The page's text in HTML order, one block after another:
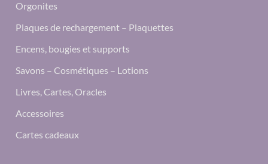
Orgonites
Plaques de rechargement – Plaquettes
Encens, bougies et supports
Savons – Cosmétiques – Lotions
Livres, Cartes, Oracles
Accessoires
Cartes cadeaux